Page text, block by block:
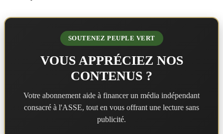
SOUTENEZ PEUPLE VERT
VOUS APPRÉCIEZ NOS
CONTENUS ?
Votre abonnement aide à financer un média indépendant
consacré à l'ASSE, tout en vous offrant une lecture sans
publicité.